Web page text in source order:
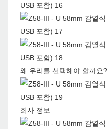
왜 우리를 선택해야 할까요?
회사 정보